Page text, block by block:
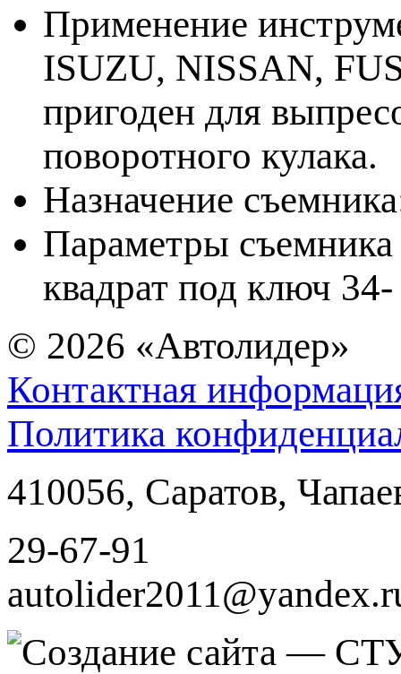
Применение
ISUZU, NISSAN,
пригоден для
поворотного кулака.
Назначение
Параметры съемника
квадрат под ключ
© 2026 «Автолидер»
Контактная
Политика
410056, Саратов,
29-67-91